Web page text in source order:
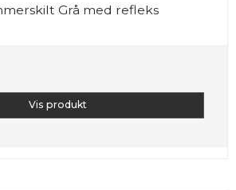
Grå med refleks
Vis produkt